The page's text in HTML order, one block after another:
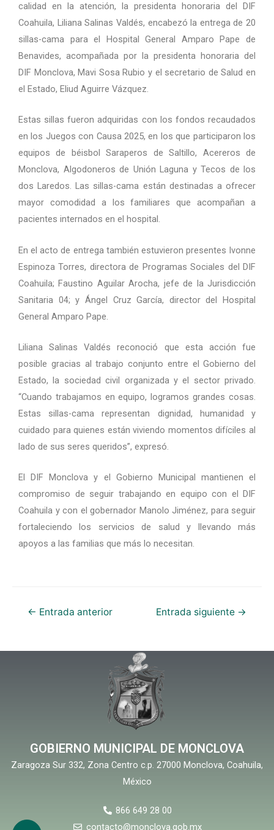
calidad en la atención, la presidenta honoraria del DIF
Coahuila, Liliana Salinas Valdés, encabezó la entrega de 20
sillas-cama para el Hospital General Amparo Pape de
Benavides, acompañada por la presidenta honoraria del
DIF Monclova, Mavi Sosa Rubio y el secretario de Salud en
el Estado, Eliud Aguirre Vázquez.
Estas sillas fueron adquiridas con los fondos recaudados
en los Juegos con Causa 2025, en los que participaron los
equipos de béisbol Saraperos de Saltillo, Acereros de
Monclova, Algodoneros de Unión Laguna y Tecos de los
dos Laredos. Las sillas-cama están destinadas a ofrecer
mayor comodidad a los familiares que acompañan a
pacientes internados en el hospital.
En el acto de entrega también estuvieron presentes Ivonne
Espinoza Torres, directora de Programas Sociales del DIF
Coahuila; Faustino Aguilar Arocha, jefe de la Jurisdicción
Sanitaria 04; y Ángel Cruz García, director del Hospital
General Amparo Pape.
Liliana Salinas Valdés reconoció que esta acción fue
posible gracias al trabajo conjunto entre el Gobierno del
Estado, la sociedad civil organizada y el sector privado.
“Cuando trabajamos en equipo, logramos grandes cosas.
Estas sillas-cama representan dignidad, humanidad y
cuidado para quienes están viviendo momentos difíciles al
lado de sus seres queridos”, expresó.
El DIF Monclova y el Gobierno Municipal mantienen el
compromiso de seguir trabajando en equipo con el DIF
Coahuila y con el gobernador Manolo Jiménez, para seguir
fortaleciendo los servicios de salud y llevando más
apoyos a las familias que más lo necesitan.
← Entrada anterior Entrada siguiente →
GOBIERNO MUNICIPAL DE MONCLOVA
Zaragoza Sur 332, Zona Centro c.p. 27000 Monclova, Coahuila,
México
866 649 28 00
contacto@monclova.gob.mx